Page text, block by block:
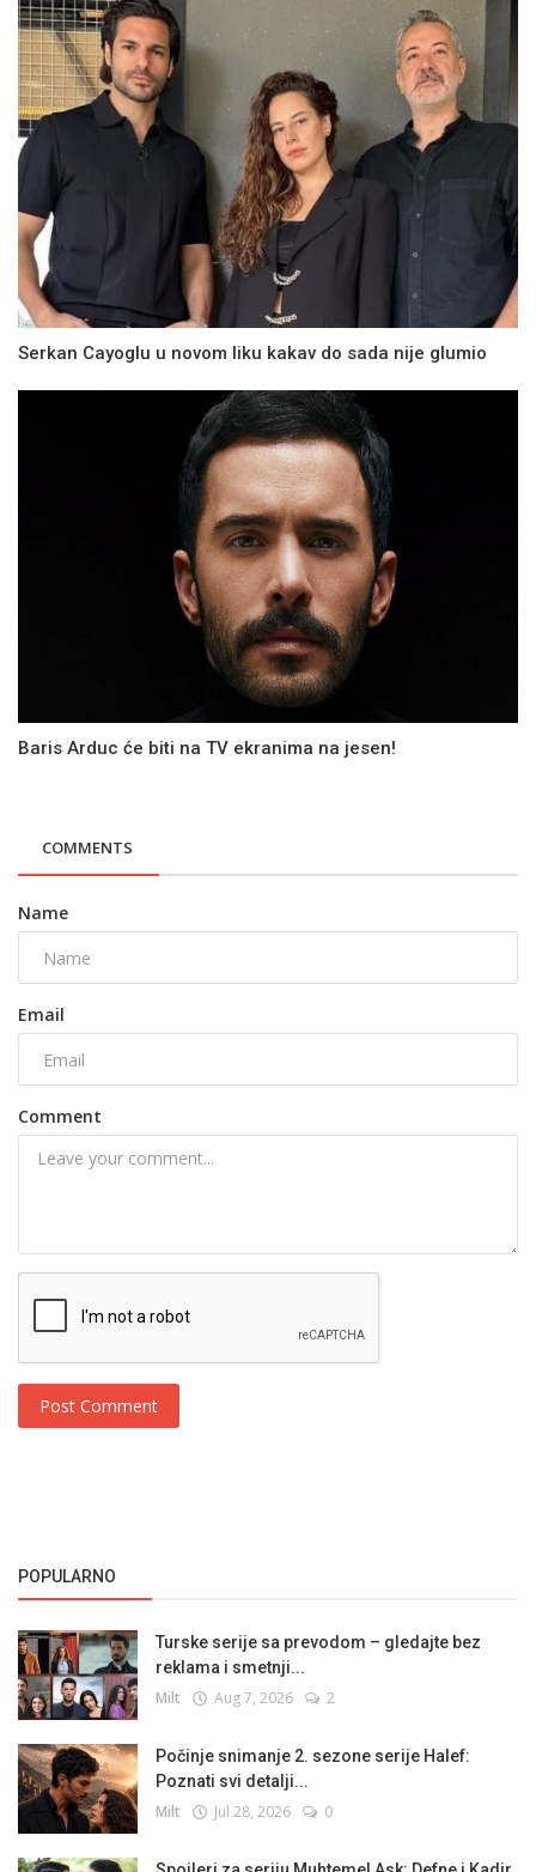
Serkan Cayoglu u novom liku kakav do sada nije glumio
Baris Arduc će biti na TV ekranima na jesen!
COMMENTS
Name
Email
Comment
Post Comment
POPULARNO
Turske serije sa prevodom – gledajte bez
reklama i smetnji...
Milt Aug 7, 2026 2
Počinje snimanje 2. sezone serije Halef:
Poznati svi detalji...
Milt Jul 28, 2026 0